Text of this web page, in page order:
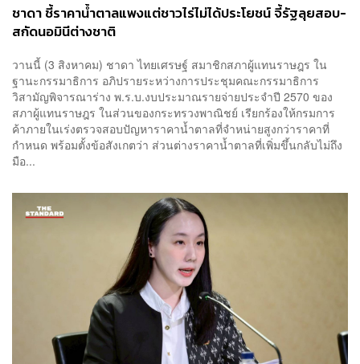
ชาดา ชี้ราคาน้ำตาลแพงแต่ชาวไร่ไม่ได้ประโยชน์ จี้รัฐลุยสอบ-
สกัดนอมินีต่างชาติ
วานนี้ (3 สิงหาคม) ชาดา ไทยเศรษฐ์ สมาชิกสภาผู้แทนราษฎร ใน
ฐานะกรรมาธิการ อภิปรายระหว่างการประชุมคณะกรรมาธิการ
วิสามัญพิจารณาร่าง พ.ร.บ.งบประมาณรายจ่ายประจำปี 2570 ของ
สภาผู้แทนราษฎร ในส่วนของกระทรวงพาณิชย์ เรียกร้องให้กรมการ
ค้าภายในเร่งตรวจสอบปัญหาราคาน้ำตาลที่จำหน่ายสูงกว่าราคาที่
กำหนด พร้อมตั้งข้อสังเกตว่า ส่วนต่างราคาน้ำตาลที่เพิ่มขึ้นกลับไม่ถึง
มือ...